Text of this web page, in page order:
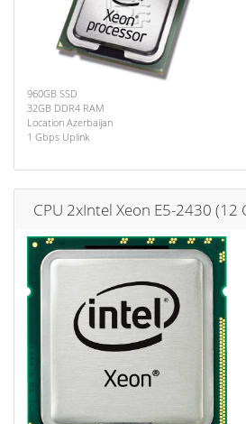
960GB SSD
32GB DDR4 RAM
Location Azerbaijan
1 Gbps Uplink
CPU 2xIntel Xeon E5-2430 (12